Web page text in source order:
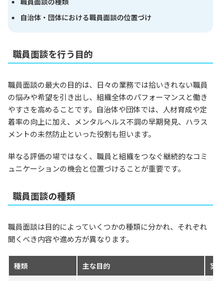
自治体・団体における職員面談の位置づけ
職員面談を行う目的
職員面談の最大の目的は、日々の業務では拾いきれない職員
の悩みや希望を引き出し、組織全体のパフォーマンスと働き
やすさを高めることです。自治体や団体では、人材育成や定
着率の向上に加え、メンタルヘルス不調の早期発見、ハラス
メントの未然防止といった役割も担います。
単なる評価の場ではなく、職員と組織をつなぐ継続的なコミ
ュニケーションの機会と位置づけることが重要です。
職員面談の種類
職員面談は目的によっていくつかの種類に分かれ、それぞれ
聞くべき内容や進め方が異なります。
種類 主な目的 実